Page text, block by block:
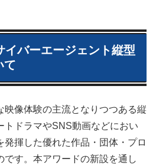
イバーエージェント縦型
て
映像体験の主流となりつつある縦
トドラマやSNS動画などにおい
発揮した優れた作品・団体・プロ
です。本アワードの新設を通し